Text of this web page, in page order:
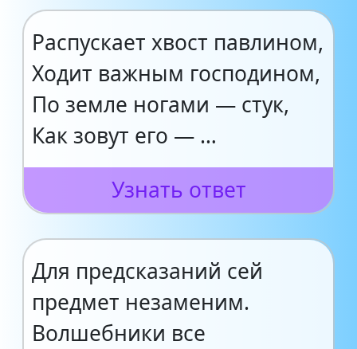
Распускает хвост павлином,
Ходит важным господином,
По земле ногами — стук,
Как зовут его — …
Узнать ответ
Для предсказаний сей
предмет незаменим.
Волшебники все